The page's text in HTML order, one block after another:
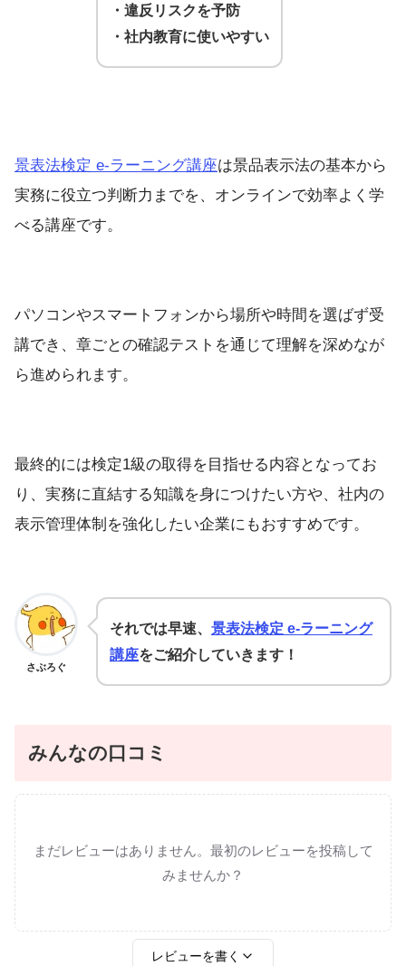
・違反リスクを予防
・社内教育に使いやすい
景表法検定 e-ラーニング講座は景品表示法の基本から
実務に役立つ判断力までを、オンラインで効率よく学
べる講座です。
パソコンやスマートフォンから場所や時間を選ばず受
講でき、章ごとの確認テストを通じて理解を深めなが
ら進められます。
最終的には検定1級の取得を目指せる内容となってお
り、実務に直結する知識を身につけたい方や、社内の
表示管理体制を強化したい企業にもおすすめです。
さぶろぐ
それでは早速、 景表法検定 e-ラーニング
講座をご紹介していきます！
みんなの口コミ
まだレビューはありません。最初のレビューを投稿して
みませんか？
レビューを書く